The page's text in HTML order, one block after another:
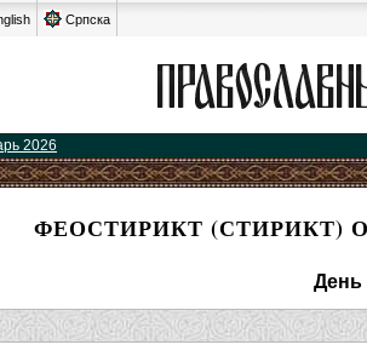
Српска
2026
ФЕОСТИРИКТ (СТИРИКТ)
День